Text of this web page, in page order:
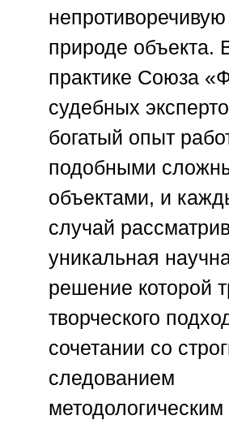
непротиворечивую
природе объекта.
практике Союза
судебных
богатый опыт
подобными
объектами, и
случай
уникальная
решение которой
творческого
сочетании со
следованием